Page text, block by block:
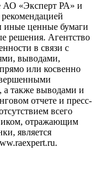
АО «Эксперт РА» и
иные ценные бумаги
решения. Агентство
в связи с
выводами,
или косвенно
а также выводами и
отчете и пресс-
всего
отражающим
является